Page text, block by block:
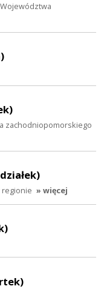
zachodniopomorskiego
regionie » więcej